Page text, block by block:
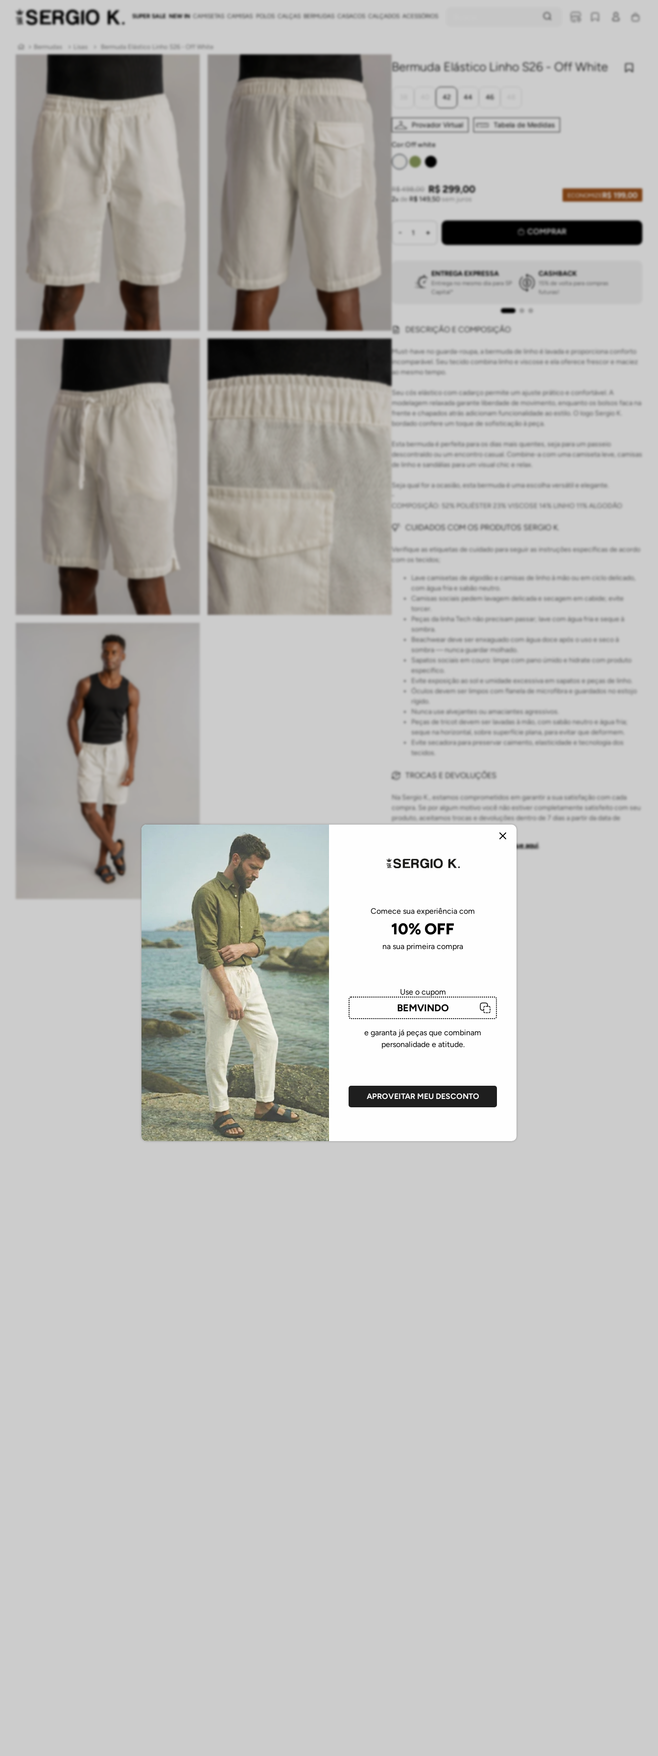
SUPER SALE NEW IN CAMISETAS CAMISAS POLOS CALÇAS BERMUDAS CASACOS CALÇADOS ACESSÓRIOS
Comece sua experiência com
10% OFF
na sua primeira compra
Use o cupom
BEMVINDO
e garanta já peças que combinam
personalidade e atitude.
APROVEITAR MEU DESCONTO
Bermudas Lisas Bermuda Elástico Linho S26 - Off White
Bermuda Elástico Linho S26 - Off White
42 44 46
Provador Virtual Tabela de Medidas
Cor: off white
ECONOMIZE R$ 199,00
R$ 498,00 R$ 299,00
2 de R$ 149, 50 sem juros
COMPRAR
ENTREGA EXPRESSA
Entrega no mesmo dia para SP
Capital*
CASHBACK
15% de volta para compras
futuras!
DESCRIÇÃO E COMPOSIÇÃO
Must-have no guarda-roupa, a bermuda de linho é lavada e proporciona conforto
incomparável. Seu tecido combina linho e viscose e ela oferece frescor e maciez
ao mesmo tempo.
Seu cós elástico com cadarço permite um ajuste prático e confortável. A
modelagem relaxada garante liberdade de movimento, enquanto os bolsos faca na
frente e chapados atrás adicionam funcionalidade ao estilo. O logo Sergio K.
bordado confere um toque de sofisticação à peça.
Esta bermuda é perfeita para os dias mais quentes, seja para um passeio
descontraído ou um encontro casual. Combine-a com uma camiseta leve, camisas
de linho e sandálias para um visual chic e relax.
Seja qual for a ocasião, esta bermuda é uma escolha versátil e elegante.
COMPOSIÇÃO: 52% POLIÉSTER 23% VISCOSE 14% LINHO 11% ALGODÃO
CUIDADOS COM OS PRODUTOS SERGIO K.
Verifique as etiquetas de cuidado para seguir as instruções específicas de acordo
com os tecidos;
Lave camisetas de algodão e camisas de linho à mão ou em ciclo delicado,
com água fria e sabão neutro.
Camisas sociais pedem lavagem delicada e secagem em cabide; evite
torcer.
Peças da linha Tech não precisam passar; lave com água fria e seque à
sombra.
Beachwear deve ser enxaguado com água doce após o uso e seco à
sombra — nunca guardar molhado.
Sapatos sociais em couro: limpe com pano úmido e hidrate com produto
específico.
Evite exposição ao sol e umidade excessiva em sapatos e peças de linho.
Óculos devem ser limpos com flanela de microfibra e guardados no estojo
rígido.
Nunca use alvejantes ou amaciantes agressivos.
Peças de tricot devem ser lavadas à mão, com sabão neutro e água fria;
seque na horizontal, sobre superfície plana, para evitar que deformem.
Evite secadora para preservar caimento, elasticidade e tecnologia dos
tecidos.
TROCAS E DEVOLUÇÕES
Na Sergio K., estamos comprometidos em garantir a sua satisfação com cada
compra. Se por algum motivo você não estiver completamente satisfeito com seu
produto, aceitamos trocas e devoluções dentro de 7 dias a partir da data de
clique aqui.